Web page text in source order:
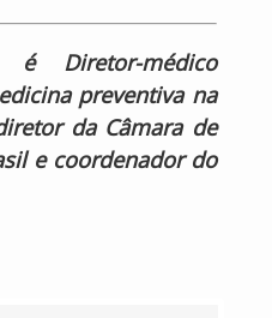
é Diretor-médico
preventiva na
da Câmara de
e coordenador do